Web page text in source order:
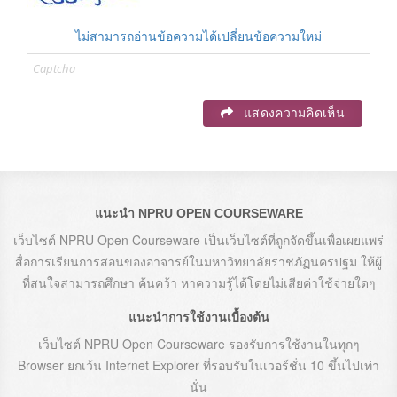
ไม่สามารถอ่านข้อความได้เปลี่ยนข้อความใหม่
แสดงความคิดเห็น
แนะนำ NPRU OPEN COURSEWARE
เว็บไซต์ NPRU Open Courseware เป็นเว็บไซต์ที่ถูกจัดขึ้นเพื่อเผยแพร่
สื่อการเรียนการสอนของอาจารย์ในมหาวิทยาลัยราชภัฏนครปฐม ให้ผู้
ที่สนใจสามารถศึกษา ค้นคว้า หาความรู้ได้โดยไม่เสียค่าใช้จ่ายใดๆ
แนะนำการใช้งานเบื้องต้น
เว็บไซต์ NPRU Open Courseware รองรับการใช้งานในทุกๆ
Browser ยกเว้น Internet Explorer ที่รอบรับในเวอร์ชั่น 10 ขึ้นไปเท่า
นั่น